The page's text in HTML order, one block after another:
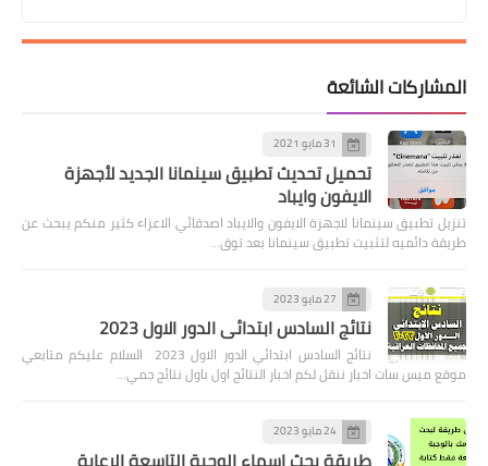
المشاركات الشائعة
31 مايو 2021
تحميل تحديث تطبيق سينمانا الجديد لأجهزة
الايفون وايباد
تنزيل تطبيق سينمانا لاجهزة الايفون والايباد اصدقائي الاعزاء كثير منكم يبحث عن
طريقة دائميه لتثبيت تطبيق سينمانا بعد توق…
27 مايو 2023
نتائج السادس ابتدائي الدور الاول 2023
نتائج السادس ابتدائي الدور الاول 2023 السلام عليكم متابعي
موقع ميس سات اخبار ننقل لكم اخبار النتائج اول باول نتائج جمي…
24 مايو 2023